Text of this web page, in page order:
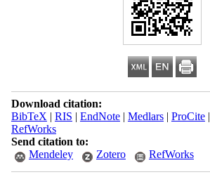
Download citation:
BibTeX | RIS | EndNote| Medlars| ProCite|
RefWorks
Send citation to:
Mendeley
Zotero RefWorks